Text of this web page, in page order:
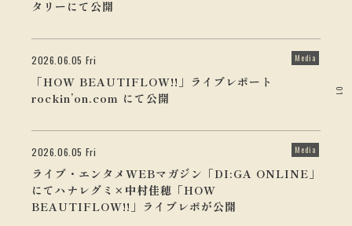
01
タリーにて公開
2026.06.05 Fri Media
「HOW BEAUTIFLOW!!」ライブレポート
rockin’on.com にて公開
2026.06.05 Fri Media
ライブ・エンタメWEBマガジン「DI:GA ONLINE」
にてハナレグミ×中村佳穂「HOW
BEAUTIFLOW!!」ライブレポが公開